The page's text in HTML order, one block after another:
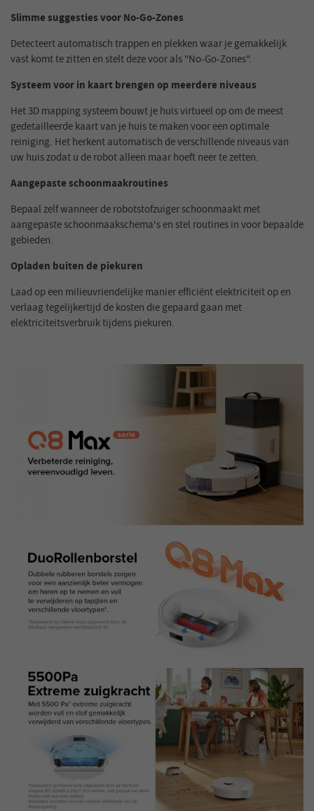
Slimme suggesties voor No-Go-Zones
Detecteert automatisch trappen en plekken waar je gemakkelijk
vast komt te zitten en stelt deze voor als "No-Go-Zones".
Systeem voor in kaart brengen op meerdere niveaus
Het 3D mapping systeem bouwt je huis virtueel op om de meest
gedetailleerde kaart van je huis te maken voor een optimale
reiniging. Het herkent automatisch de verschillende niveaus van
uw huis zodat u de robot alleen maar hoeft neer te zetten.
Aangepaste schoonmaakroutines
Bepaal zelf wanneer de robotstofzuiger schoonmaakt met
aangepaste schoonmaakschema's en stel routines in voor bepaalde
gebieden.
Opladen buiten de piekuren
Laad op een milieuvriendelijke manier efficiënt elektriciteit op en
verlaag tegelijkertijd de kosten die gepaard gaan met
elektriciteitsverbruik tijdens piekuren.